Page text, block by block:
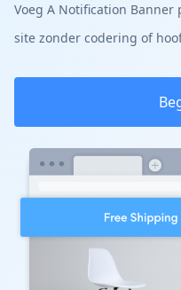
Voeg A Notification Banner
site zonder codering of